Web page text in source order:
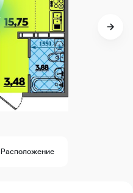
Расположение